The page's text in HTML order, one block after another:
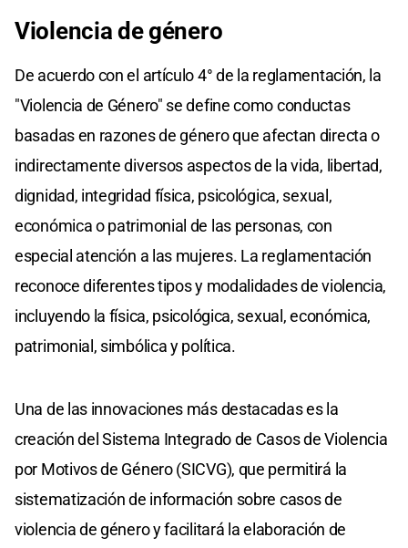
Violencia de género
De acuerdo con el artículo 4° de la reglamentación, la
"Violencia de Género" se define como conductas
basadas en razones de género que afectan directa o
indirectamente diversos aspectos de la vida, libertad,
dignidad, integridad física, psicológica, sexual,
económica o patrimonial de las personas, con
especial atención a las mujeres. La reglamentación
reconoce diferentes tipos y modalidades de violencia,
incluyendo la física, psicológica, sexual, económica,
patrimonial, simbólica y política.
Una de las innovaciones más destacadas es la
creación del Sistema Integrado de Casos de Violencia
por Motivos de Género (SICVG), que permitirá la
sistematización de información sobre casos de
violencia de género y facilitará la elaboración de